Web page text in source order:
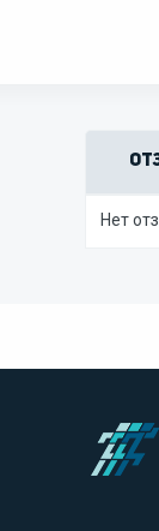
Нет